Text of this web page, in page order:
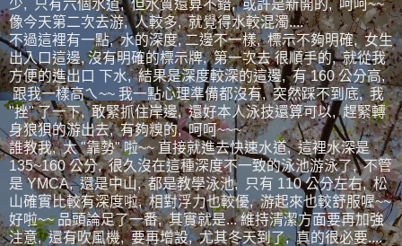
少, 只有六個水道, 但水質還算不錯, 或許是新開的, 呵呵~~
像今天第二次去游, 人較多, 就覺得水較混濁....
不過這裡有一點, 水的深度, 二邊不一樣, 標示不夠明確, 女生
出入口這邊, 沒有明確的標示牌, 第一次去 很順手的, 就從我
方便的進出口 下水, 結果是深度較深的這邊, 有 160 公分高,
跟我一樣高ㄟ~~ 我一點心理準備都沒有, 突然踩不到底, 我
"挫" 了一下, 敢緊抓住岸邊, 還好本人泳技還算可以, 趕緊轉
身狼狽的游出去, 有夠糗的, 呵呵~~~
誰教我, 太 "靠勢" 啦~~ 直接就進去快速水道, 這裡水深是
135~160 公分, 很久沒在這種深度不一致的泳池游泳了, 不管
是 YMCA, 還是中山, 都是教學泳池, 只有 110 公分左右, 松
山確實比較有深度啦, 相對浮力也較優, 游起來也較舒服喔~~
好啦~~ 品頭論足了一番, 其實就是... 維持清潔方面要再加強
注意, 還有吹風機, 要再增設, 尤其冬天到了, 真的很必要....